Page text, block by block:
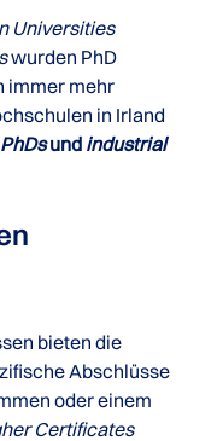
Universities
wurden PhD
immer mehr
in Irland
und industrial
bieten die
Abschlüsse
oder einem
Certificates